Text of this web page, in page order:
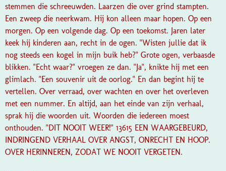
stemmen die schreeuwden. Laarzen die over grind stampten.
Een zweep die neerkwam. Hij kon alleen maar hopen. Op een
morgen. Op een volgende dag. Op een toekomst. Jaren later
keek hij kinderen aan, recht in de ogen. "Wisten jullie dat ik
nog steeds een kogel in mijn buik heb?" Grote ogen, verbaasde
blikken. "Echt waar?" vroegen ze dan. "Ja", knikte hij met een
glimlach. "Een souvenir uit de oorlog." En dan begint hij te
vertellen. Over verraad, over wachten en over het overleven
met een nummer. En altijd, aan het einde van zijn verhaal,
sprak hij die woorden uit. Woorden die iedereen moest
onthouden. "DIT NOOIT WEER!" 13615 EEN WAARGEBEURD,
INDRINGEND VERHAAL OVER ANGST, ONRECHT EN HOOP.
OVER HERINNEREN, ZODAT WE NOOIT VERGETEN.